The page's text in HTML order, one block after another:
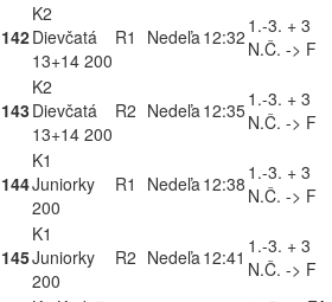
142
K2
Dievčatá
13+14 200
R1 Nedeľa12:32 1.-3. + 3
N.Č. -> F
143
K2
Dievčatá
13+14 200
R2 Nedeľa12:351.-3. + 3
N.Č. -> F
144
K1
Juniorky
200
R1 Nedeľa12:38 1.-3. + 3
N.Č. -> F
145
K1
Juniorky
200
R2 Nedeľa12:41 1.-3. + 3
N.Č. -> F